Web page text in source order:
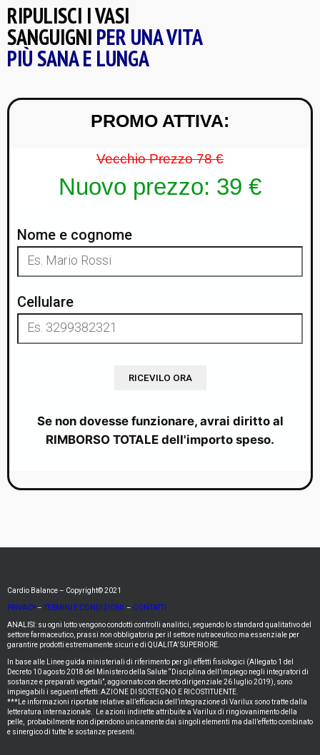
RIPULISCI I VASI
SANGUIGNI PER UNA VITA
PIÙ SANA E LUNGA
PROMO ATTIVA:
Vecchio Prezzo 78 €
Nuovo prezzo: 39 €
Nome e cognome
Cellulare
Se non dovesse funzionare, avrai diritto al
RIMBORSO TOTALE dell'importo speso.
Cardio Balance – Copyright© 2021
PRIVACY–TERMINI E CONDIZIONI – CONTATTI
ANALISI: su ogni lotto vengono condotti controlli analitici, seguendo lo standard qualitativo del
settore farmaceutico, prassi non obbligatoria per il settore nutraceutico ma essenziale per
garantire prodotti estremamente sicuri e di QUALITA’ SUPERIORE.
In base alle Linee guida ministeriali di riferimento per gli effetti fisiologici (Allegato 1 del
Decreto 10 agosto 2018 del Ministero della Salute “Disciplina dell’impiego negli integratori di
sostanze e preparati vegetali”, aggiornato con decreto dirigenziale 26 luglio 2019), sono
impiegabili i seguenti effetti: AZIONE DI SOSTEGNO E RICOSTITUENTE.
***Le informazioni riportate relative all’efficacia dell’integrazione di Varilux sono tratte dalla
letteratura internazionale. Le azioni indirette attribuite a Varilux di ringiovanimento della
pelle, probabilmente non dipendono unicamente dai singoli elementi ma dall’effetto combinato
e sinergico di tutte le sostanze presenti.